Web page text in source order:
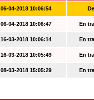
06-04-2018 10:06:54
06-04-2018 10:06:47 En
16-03-2018 10:06:14 En
16-03-2018 10:05:49 En
08-03-2018 15:05:29 En